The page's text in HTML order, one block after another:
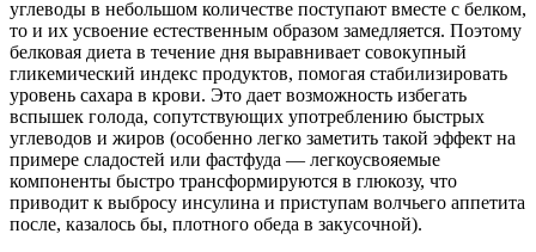
углеводы в небольшом количестве поступают вместе с белком,
то и их усвоение естественным образом замедляется. Поэтому
белковая диета в течение дня выравнивает совокупный
гликемический индекс продуктов, помогая стабилизировать
уровень сахара в крови. Это дает возможность избегать
вспышек голода, сопутствующих употреблению быстрых
углеводов и жиров (особенно легко заметить такой эффект на
примере сладостей или фастфуда — легкоусвояемые
компоненты быстро трансформируются в глюкозу, что
приводит к выбросу инсулина и приступам волчьего аппетита
после, казалось бы, плотного обеда в закусочной).